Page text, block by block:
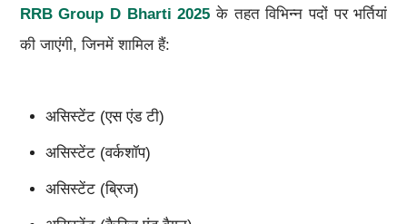
RRB Group D Bharti 2025के तहत विभिन्न पदों पर भर्तियां
की जाएंगी, जिनमें शामिल हैं:
असिस्टेंट (एस एंड टी)
असिस्टेंट (वर्कशॉप)
असिस्टेंट (ब्रिज)